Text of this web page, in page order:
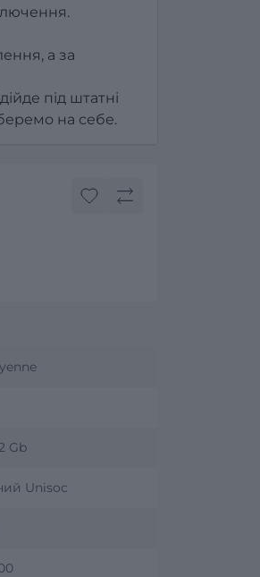
а за
під штатні
на себе.
Gb
Unisoc